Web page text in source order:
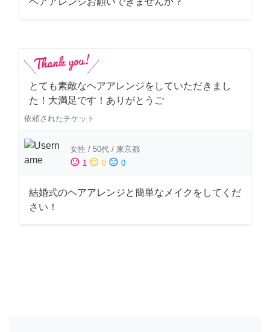
とても素敵なヘアアレンジをしていただきまし
た！大満足です！ありがとうご
依頼されたチケット
女性 / 50代 / 東京都
sentiment_satisfied 1 sentiment_neutral 0 sentiment_dissatisfied 0
結婚式のヘアアレンジと簡単なメイクをしてくだ
さい！